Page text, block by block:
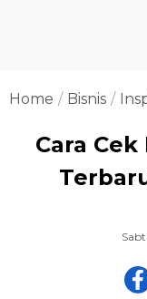
Home Bisnis
Cara